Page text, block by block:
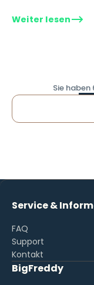
Weiter lesen
Sie haben
Service &
FAQ
Support
Kontakt
BigFreddy